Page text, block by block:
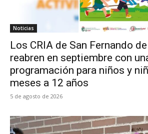
Noticias
Los CRIA de San Fernando
reabren en septiembre con
programación para niños y
meses a 12 años
5 de agosto de 2026